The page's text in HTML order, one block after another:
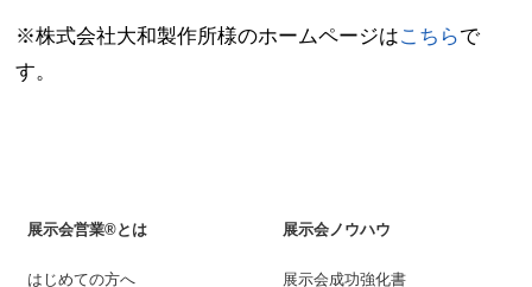
※株式会社大和製作所様のホームページはこちらで
す。
展示会営業®とは
はじめての方へ
展示会ノウハウ
展示会成功強化書